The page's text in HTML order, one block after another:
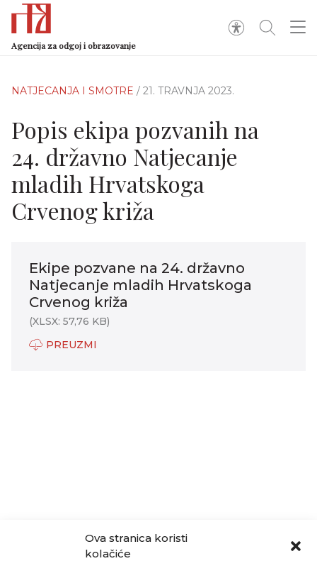
Ova stranica koristi
kolačiće
Agencija za odgoj i obrazovanje
NATJECANJA I SMOTRE / 21. TRAVNJA 2023.
Popis ekipa pozvanih na
24. državno Natjecanje
mladih Hrvatskoga
Crvenog križa
Ekipe pozvane na 24. državno
Natjecanje mladih Hrvatskoga
Crvenog križa
(XLSX: 57,76 KB)
PREUZMI